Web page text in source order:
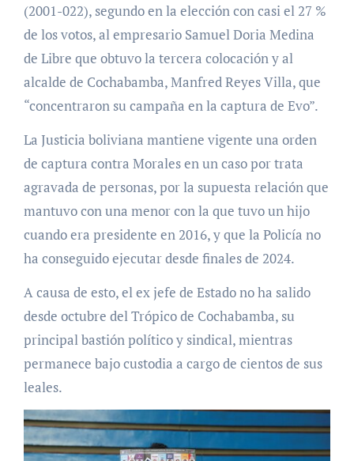
(2001-022), segundo en la elección con casi el 27 %
de los votos, al empresario Samuel Doria Medina
de Libre que obtuvo la tercera colocación y al
alcalde de Cochabamba, Manfred Reyes Villa, que
“concentraron su campaña en la captura de Evo”.
La Justicia boliviana mantiene vigente una orden
de captura contra Morales en un caso por trata
agravada de personas, por la supuesta relación que
mantuvo con una menor con la que tuvo un hijo
cuando era presidente en 2016, y que la Policía no
ha conseguido ejecutar desde finales de 2024.
A causa de esto, el ex jefe de Estado no ha salido
desde octubre del Trópico de Cochabamba, su
principal bastión político y sindical, mientras
permanece bajo custodia a cargo de cientos de sus
leales.